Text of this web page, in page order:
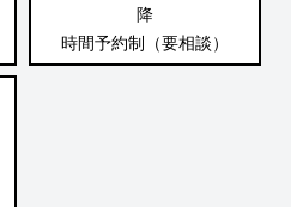
降
時間予約制（要相談）